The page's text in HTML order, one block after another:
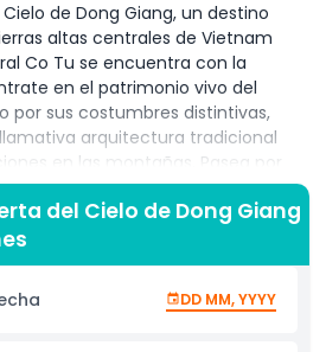
de Dong Giang, un destino
altas centrales de Vietnam
Co Tu se encuentra con la
en el patrimonio vivo del
por sus costumbres distintivas,
arquitectura tradicional
en las montañas. Pasea por
llenos de canto de pájaros,
junto a arroyos de cascadas de
antiguas cuevas desgastadas
un encanto misterioso a este
combina tres estilos de viaje
recorrido: turismo cultural, turismo
del Cielo de Dong Giang
DD MM, YYYY